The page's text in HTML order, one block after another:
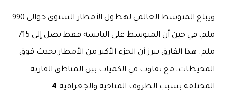
ويبلغ المتوسط العالمي لهطول الأمطار السنوي حوالي 990
ملم، في حين أن المتوسط على اليابسة فقط يصل إلى 715
ملم. هذا الفارق يبرز أن الجزء الأكبر من الأمطار يحدث فوق
المحيطات، مع تفاوت في الكميات بين المناطق القارية
المختلفة بسبب الظروف المناخية والجغرافية.4